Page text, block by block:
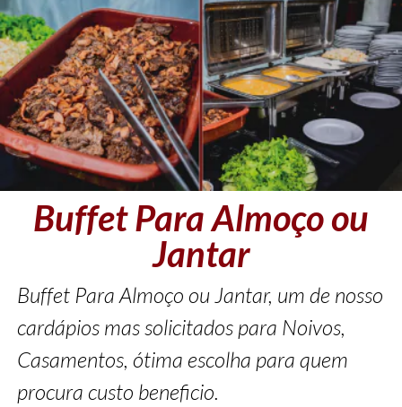
Buffet Para Almoço ou
Jantar
Buffet Para Almoço ou Jantar, um de nosso
cardápios mas solicitados para Noivos,
Casamentos, ótima escolha para quem
procura custo beneficio.